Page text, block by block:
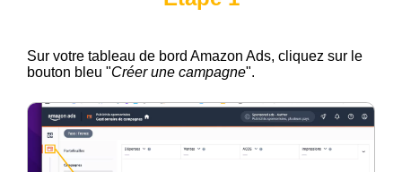
Sur votre tableau de bord Amazon Ads, cliquez sur le
bouton bleu "Créer une campagne".